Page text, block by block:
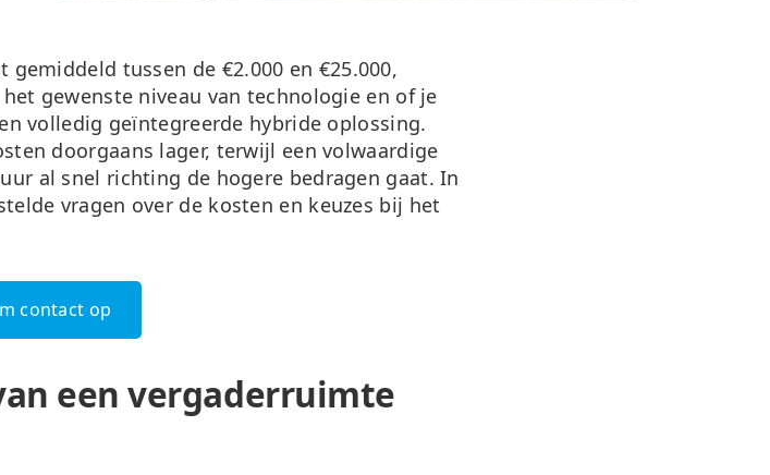
gemiddeld tussen de €2.000 en €25.000,
gewenste niveau van technologie en of je
volledig geïntegreerde hybride oplossing.
doorgaans lager, terwijl een volwaardige
al snel richting de hogere bedragen gaat. In
vragen over de kosten en keuzes bij het
contact op
een vergaderruimte